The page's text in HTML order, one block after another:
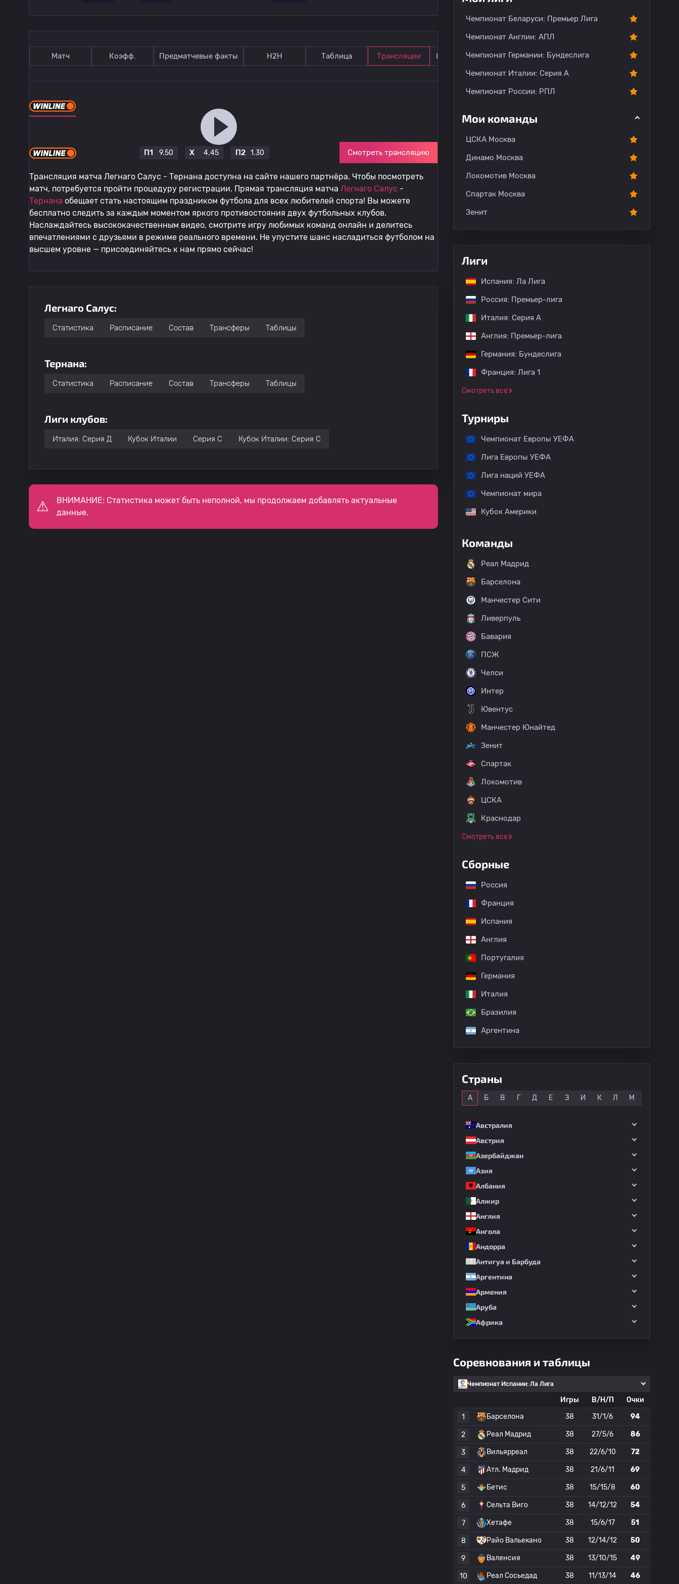
Матч Коэфф. Предматчевые факты Н2Н Таблица Трансляции Комментарии
П1 9.50 X 4.45 П2 1.30 Смотреть трансляцию
Трансляция матча Легнаго Салус - Тернана доступна на сайте нашего партнёра. Чтобы посмотреть
матч, потребуется пройти процедуру регистрации. Прямая трансляция матча Легнаго Салус -
Тернана обещает стать настоящим праздником футбола для всех любителей спорта! Вы можете
бесплатно следить за каждым моментом яркого противостояния двух футбольных клубов.
Наслаждайтесь высококачественным видео, смотрите игру любимых команд онлайн и делитесь
впечатлениями с друзьями в режиме реального времени. Не упустите шанс насладиться футболом на
высшем уровне — присоединяйтесь к нам прямо сейчас!
Легнаго Салус:
Статистика Расписание Состав Трансферы Таблицы
Тернана:
Статистика Расписание Состав Трансферы Таблицы
Лиги клубов:
Италия: Серия Д Кубок Италии Серия C Кубок Италии: Серия C
ВНИМАНИЕ: Статистика может быть неполной, мы продолжаем добавлять актуальные
данные.
Чемпионат Беларуси: Премьер Лига
Чемпионат Англии: АПЛ
Чемпионат Германии: Бундеслига
Чемпионат Италии: Серия А
Чемпионат России: РПЛ
Мои команды
ЦСКА Москва
Динамо Москва
Локомотив Москва
Спартак Москва
Зенит
Лиги
Испания: Ла Лига
Россия: Премьер-лига
Италия: Серия А
Англия: Премьер-лига
Германия: Бундеслига
Франция: Лига 1
Смотреть все
Турниры
Чемпионат Европы УЕФА
Лига Европы УЕФА
Лига наций УЕФА
Чемпионат мира
Кубок Америки
Команды
Реал Мадрид
Барселона
Манчестер Сити
Ливерпуль
Бавария
ПСЖ
Челси
Интер
Ювентус
Манчестер Юнайтед
Зенит
Спартак
Локомотив
ЦСКА
Краснодар
Смотреть все
Сборные
Россия
Франция
Испания
Англия
Португалия
Германия
Италия
Бразилия
Аргентина
Страны
А Б В Г Д Е З И К Л М
Австралия
Австрия
Азербайджан
Азия
Албания
Алжир
Англия
Ангола
Андорра
Антигуа и Барбуда
Аргентина
Армения
Аруба
Африка
Соревнования и таблицы
Чемпионат Испании: Ла Лига
Игры В/Н/П
Очки
1
Барселона 38 31/1/6 94
2 Реал Мадрид 38 27/5/6 86
3 Вильярреал 38 22/6/10 72
4 Атл. Мадрид 38 21/6/11 69
5 Бетис 38 15/15/8 60
6 Сельта Виго 38 14/12/12 54
7 Хетафе 38 15/6/17 51
8 Райо Вальекано 38 12/14/12 50
9 Валенсия 38 13/10/15 49
10 Реал Сосьедад 38 11/13/14 46